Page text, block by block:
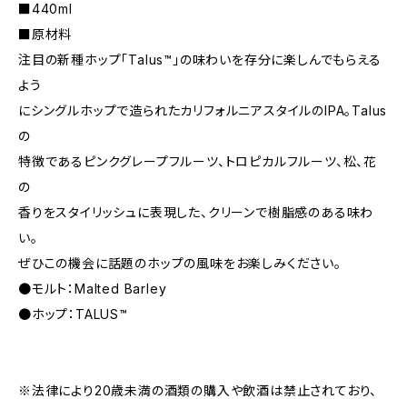
■440ml
■原材料
注目の新種ホップ「Talus™」の味わいを存分に楽しんでもらえる
よう
にシングルホップで造られたカリフォルニアスタイルのIPA。Talus
の
特徴であるピンクグレープフルーツ、トロピカルフルーツ、松、花
の
香りをスタイリッシュに表現した、クリーンで樹脂感のある味わ
い。
ぜひこの機会に話題のホップの風味をお楽しみください。
●モルト：Malted Barley
●ホップ：TALUS™
※法律により20歳未満の酒類の購入や飲酒は禁止されており、